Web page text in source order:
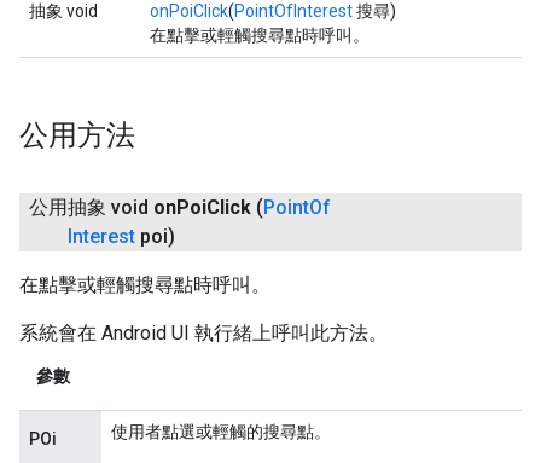
抽象 void onPoiClick(PointOfInterest搜尋)
在點擊或輕觸搜尋點時呼叫。
公用方法
公用抽象 void onPoiClick (PointOf
Interest poi)
在點擊或輕觸搜尋點時呼叫。
系統會在 Android UI 執行緒上呼叫此方法。
參數
POi 使用者點選或輕觸的搜尋點。